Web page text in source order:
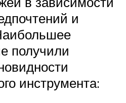
и
получили
инструмента: